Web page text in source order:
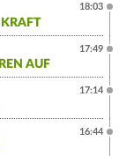
18:03
AUF
17:49
17:14
16:44